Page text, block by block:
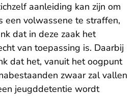
aanleiding kan zijn om
een volwassene te straffen,
dat in deze zaak het
van toepassing is. Daarbij
dat het, vanuit het oogpunt
zwaar zal vallen
jeugddetentie wordt